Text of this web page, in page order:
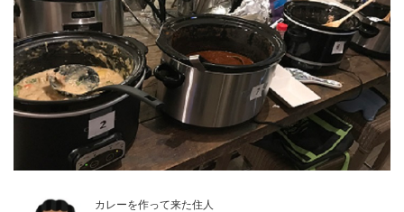
カレーを作って来た住人